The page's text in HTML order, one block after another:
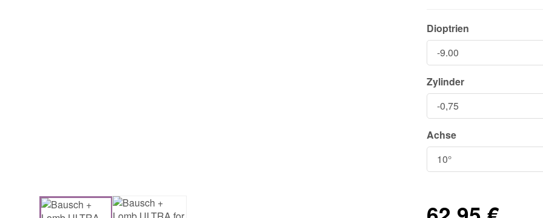
Dioptrien
Zylinder
Achse